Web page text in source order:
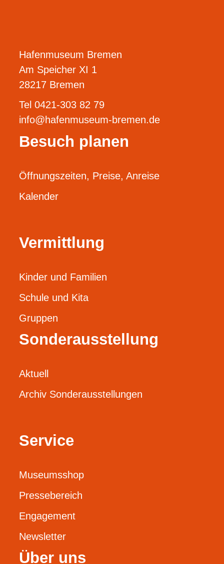
Hafenmuseum Bremen
Am Speicher XI 1
28217 Bremen
Tel 0421-303 82 79
info@hafenmuseum-bremen.de
Besuch planen
Öffnungszeiten, Preise, Anreise
Kalender
Vermittlung
Kinder und Familien
Schule und Kita
Gruppen
Sonderausstellung
Aktuell
Archiv Sonderausstellungen
Service
Museumsshop
Pressebereich
Engagement
Newsletter
Über uns